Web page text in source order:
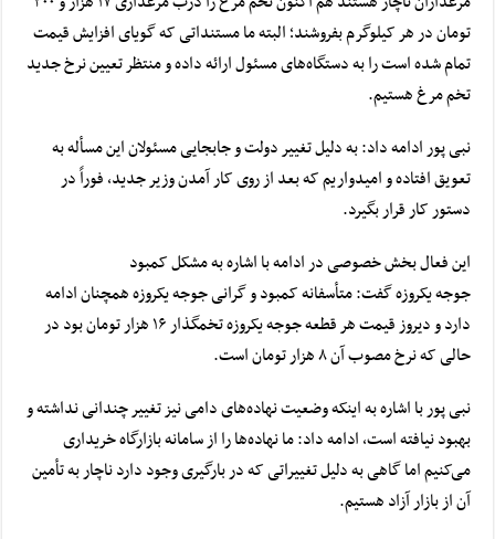
تومان در هر کیلوگرم بفروشند؛ البته ما مستنداتی که گویای افزایش قیمت
تمام شده است را به دستگاه‌های مسئول ارائه داده و منتظر تعیین نرخ جدید
تخم مرغ هستیم.
نبی پور ادامه داد: به دلیل تغییر دولت و جابجایی مسئولان این مسأله به
تعویق افتاده و امیدواریم که بعد از روی کار آمدن وزیر جدید، فوراً در
دستور کار قرار بگیرد.
این فعال بخش خصوصی در ادامه با اشاره به مشکل کمبود
جوجه یکروزه گفت: متأسفانه کمبود و گرانی جوجه یکروزه همچنان ادامه
دارد و دیروز قیمت هر قطعه جوجه یکروزه تخمگذار ۱۶ هزار تومان بود در
حالی که نرخ مصوب آن ۸ هزار تومان است.
نبی پور با اشاره به اینکه وضعیت نهاده‌های دامی نیز تغییر چندانی نداشته و
بهبود نیافته است، ادامه داد: ما نهاده‌ها را از سامانه بازارگاه خریداری
می‌کنیم اما گاهی به دلیل تغییراتی که در بارگیری وجود دارد ناچار به تأمین
آن از بازار آزاد هستیم.